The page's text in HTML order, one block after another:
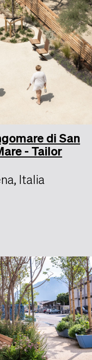
di San
- Tailor
Italia